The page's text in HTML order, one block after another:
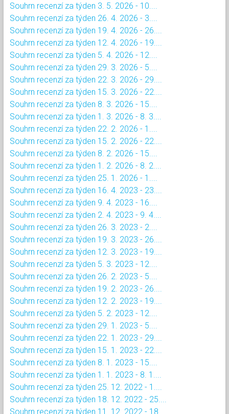
Souhrn recenzí za týden 3. 5. 2026 - 10....
Souhrn recenzí za týden 26. 4. 2026 - 3....
Souhrn recenzí za týden 19. 4. 2026 - 26....
Souhrn recenzí za týden 12. 4. 2026 - 19....
Souhrn recenzí za týden 5. 4. 2026 - 12....
Souhrn recenzí za týden 29. 3. 2026 - 5....
Souhrn recenzí za týden 22. 3. 2026 - 29....
Souhrn recenzí za týden 15. 3. 2026 - 22....
Souhrn recenzí za týden 8. 3. 2026 - 15....
Souhrn recenzí za týden 1. 3. 2026 - 8. 3....
Souhrn recenzí za týden 22. 2. 2026 - 1....
Souhrn recenzí za týden 15. 2. 2026 - 22....
Souhrn recenzí za týden 8. 2. 2026 - 15....
Souhrn recenzí za týden 1. 2. 2026 - 8. 2....
Souhrn recenzí za týden 25. 1. 2026 - 1....
Souhrn recenzí za týden 16. 4. 2023 - 23....
Souhrn recenzí za týden 9. 4. 2023 - 16....
Souhrn recenzí za týden 2. 4. 2023 - 9. 4....
Souhrn recenzí za týden 26. 3. 2023 - 2....
Souhrn recenzí za týden 19. 3. 2023 - 26....
Souhrn recenzí za týden 12. 3. 2023 - 19....
Souhrn recenzí za týden 5. 3. 2023 - 12....
Souhrn recenzí za týden 26. 2. 2023 - 5....
Souhrn recenzí za týden 19. 2. 2023 - 26....
Souhrn recenzí za týden 12. 2. 2023 - 19....
Souhrn recenzí za týden 5. 2. 2023 - 12....
Souhrn recenzí za týden 29. 1. 2023 - 5....
Souhrn recenzí za týden 22. 1. 2023 - 29....
Souhrn recenzí za týden 15. 1. 2023 - 22....
Souhrn recenzí za týden 8. 1. 2023 - 15....
Souhrn recenzí za týden 1. 1. 2023 - 8. 1....
Souhrn recenzí za týden 25. 12. 2022 - 1....
Souhrn recenzí za týden 18. 12. 2022 - 25....
Souhrn recenzí za týden 11. 12. 2022 - 18....